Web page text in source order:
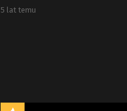
5 lat temu